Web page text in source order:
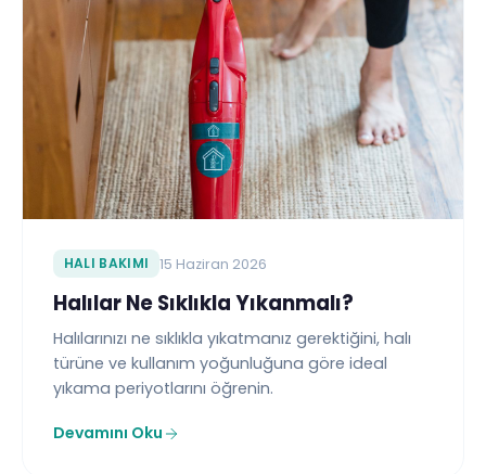
HALI BAKIMI 15 Haziran 2026
Halılar Ne Sıklıkla Yıkanmalı?
Halılarınızı ne sıklıkla yıkatmanız gerektiğini, halı
türüne ve kullanım yoğunluğuna göre ideal
yıkama periyotlarını öğrenin.
Devamını Oku